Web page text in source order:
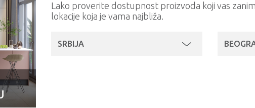
Lako proverite dostupnost proizvoda koji vas
lokacije koja je vama najbliža.
SRBIJA